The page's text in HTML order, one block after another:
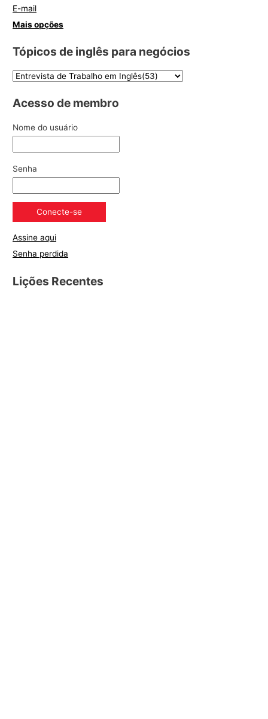
E-mail
Mais opções
Tópicos de inglês para negócios
Acesso de membro
Nome do usuário
Senha
Assine aqui
Senha perdida
Lições Recentes